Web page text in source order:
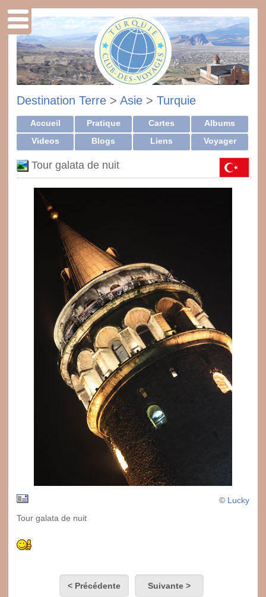
Destination Terre > Asie > Turquie
Accueil Pratique Cartes
Albums
Videos
Blogs Liens Voyager
Tour galata de nuit
© Lucky
Tour galata de nuit
< Précédente Suivante >